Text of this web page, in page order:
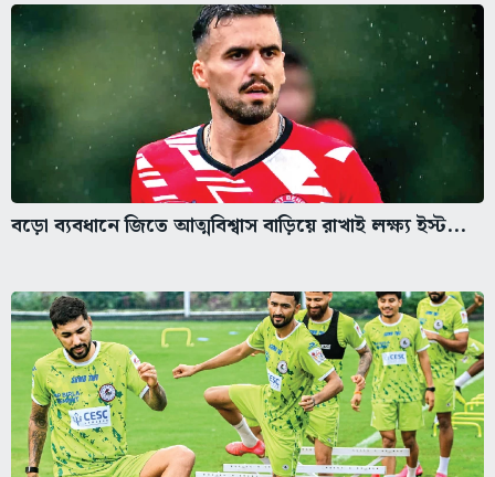
বড়ো ব্যবধানে জিতে আত্মবিশ্বাস বাড়িয়ে রাখাই লক্ষ্য ইস্ট...